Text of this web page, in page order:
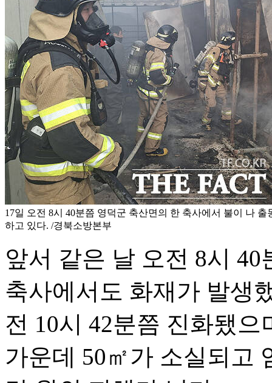
17일 오전 8시 40분쯤 영덕군 축산면의 한 축사에서 불이 나
하고 있다. /경북소방본부
앞서 같은 날 오전 8시
축사에서도 화재가 발생
전 10시 42분쯤 진화됐
가운데 50㎡가 소실되고